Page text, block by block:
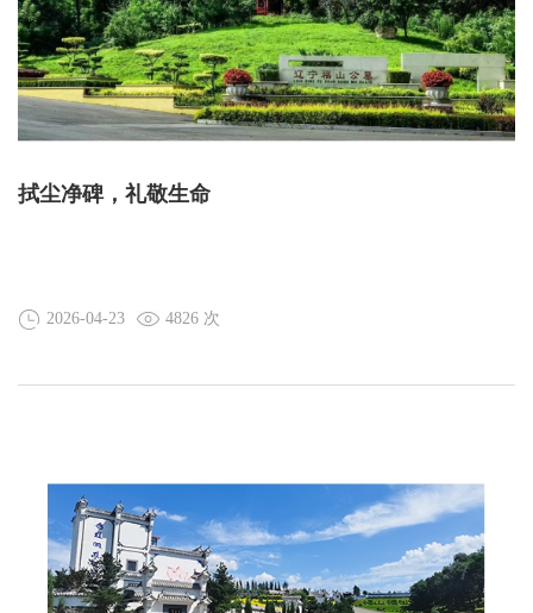
拭尘净碑，礼敬生命
2026-04-23 4826 次